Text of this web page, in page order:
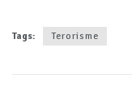
Tags: Terorisme